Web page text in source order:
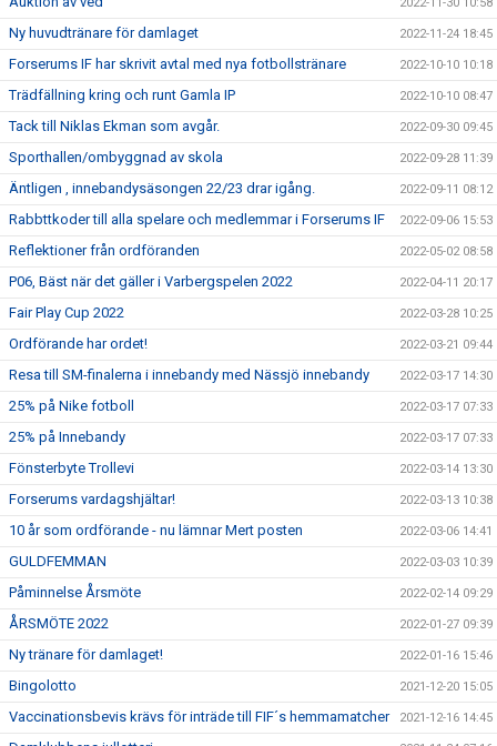
Ny huvudtränare för damlaget 2022-11-24 18:45
Forserums IF har skrivit avtal med nya fotbollstränare 2022-10-10 10:18
Trädfällning kring och runt Gamla IP 2022-10-10 08:47
Tack till Niklas Ekman som avgår. 2022-09-30 09:45
Sporthallen/ombyggnad av skola 2022-09-28 11:39
Äntligen , innebandysäsongen 22/23 drar igång. 2022-09-11 08:12
Rabbttkoder till alla spelare och medlemmar i Forserums IF 2022-09-06 15:53
Reflektioner från ordföranden 2022-05-02 08:58
P06, Bäst när det gäller i Varbergspelen 2022 2022-04-11 20:17
Fair Play Cup 2022 2022-03-28 10:25
Ordförande har ordet! 2022-03-21 09:44
Resa till SM-finalerna i innebandy med Nässjö innebandy 2022-03-17 14:30
25% på Nike fotboll 2022-03-17 07:33
25% på Innebandy 2022-03-17 07:33
Fönsterbyte Trollevi 2022-03-14 13:30
Forserums vardagshjältar! 2022-03-13 10:38
10 år som ordförande - nu lämnar Mert posten 2022-03-06 14:41
GULDFEMMAN 2022-03-03 10:39
Påminnelse Årsmöte 2022-02-14 09:29
ÅRSMÖTE 2022 2022-01-27 09:39
Ny tränare för damlaget! 2022-01-16 15:46
Bingolotto 2021-12-20 15:05
Vaccinationsbevis krävs för inträde till FIF´s hemmamatcher 2021-12-16 14:45